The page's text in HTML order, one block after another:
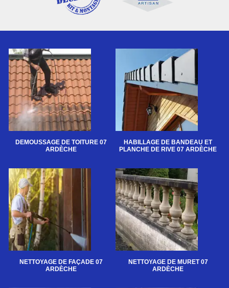
DEMOUSSAGE DE TOITURE 07
ARDÈCHE
HABILLAGE DE BANDEAU ET
PLANCHE DE RIVE 07 ARDÈCHE
NETTOYAGE DE FAÇADE 07
ARDÈCHE
NETTOYAGE DE MURET 07
ARDÈCHE